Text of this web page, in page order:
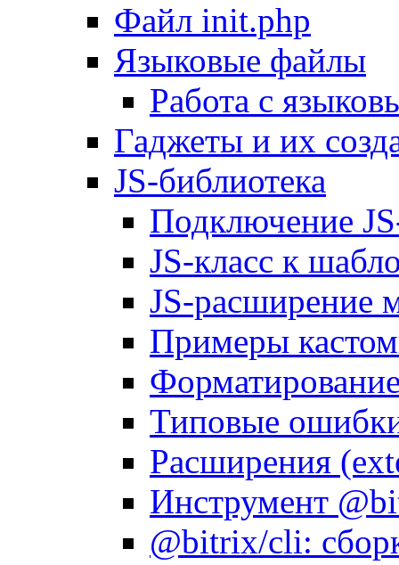
Файл init.php
Языковые файлы
Работа с
Гаджеты и их
JS-библиотека
Подключение
JS-класс к
JS-расширение
Примеры
Типовые
Расширения
Инструмент
@bitrix/cli: